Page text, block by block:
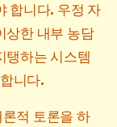
합니다. 우정 자
상한 내부 농담
탱하는 시스템
니다.
적 토론을 하